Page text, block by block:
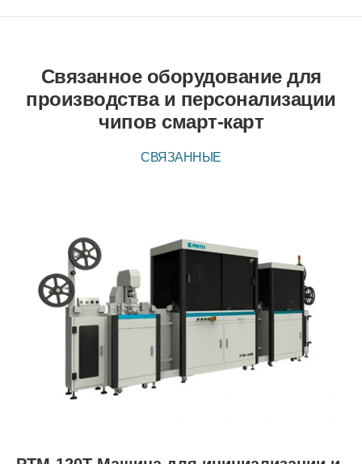
Связанное оборудование для
производства и персонализации
чипов смарт-карт
СВЯЗАННЫЕ